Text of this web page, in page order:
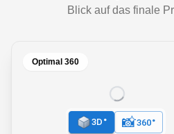
Blick auf das finale
Optimal 360